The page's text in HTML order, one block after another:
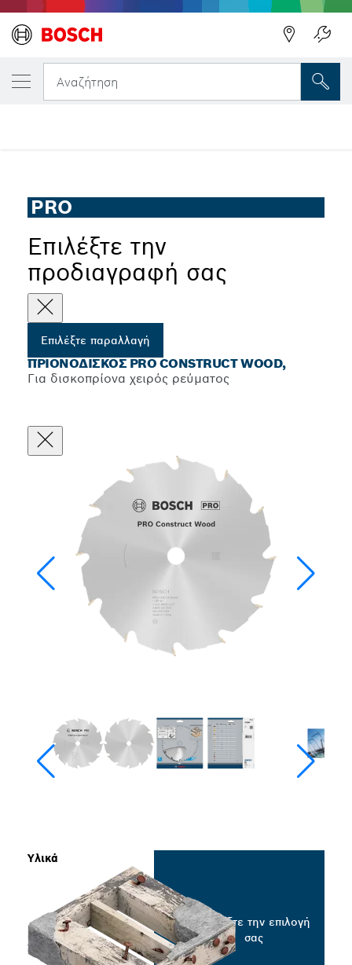
Αναζήτηση
PRO
Επιλέξτε την
προδιαγραφή σας
Επιλέξτε παραλλαγή
ΠΡΙΟΝΌΔΙΣΚΟΣ PRO CONSTRUCT WOOD,
Για δισκοπρίονα χειρός ρεύματος
Υλικά
Επιλέξτε την επιλογή
σας
Η ΕΠΙΛΕΓΜΈΝΗ ΠΑΡΑΛΛΑΓΉ ΣΑΣ
Πριονόδισκος PRO Construct Wood,